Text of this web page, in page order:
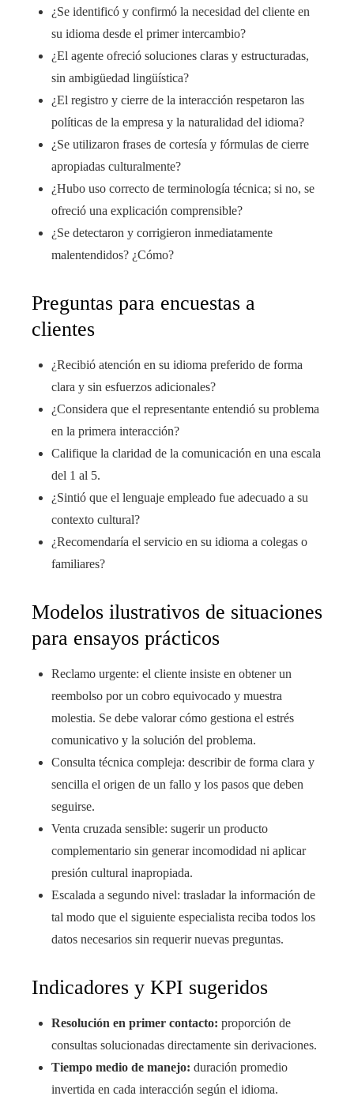
¿Se identificó y confirmó la necesidad del cliente en
su idioma desde el primer intercambio?
¿El agente ofreció soluciones claras y estructuradas,
sin ambigüedad lingüística?
¿El registro y cierre de la interacción respetaron las
políticas de la empresa y la naturalidad del idioma?
¿Se utilizaron frases de cortesía y fórmulas de cierre
apropiadas culturalmente?
¿Hubo uso correcto de terminología técnica; si no, se
ofreció una explicación comprensible?
¿Se detectaron y corrigieron inmediatamente
malentendidos? ¿Cómo?
Preguntas para encuestas a
clientes
¿Recibió atención en su idioma preferido de forma
clara y sin esfuerzos adicionales?
¿Considera que el representante entendió su problema
en la primera interacción?
Califique la claridad de la comunicación en una escala
del 1 al 5.
¿Sintió que el lenguaje empleado fue adecuado a su
contexto cultural?
¿Recomendaría el servicio en su idioma a colegas o
familiares?
Modelos ilustrativos de situaciones
para ensayos prácticos
Reclamo urgente: el cliente insiste en obtener un
reembolso por un cobro equivocado y muestra
molestia. Se debe valorar cómo gestiona el estrés
comunicativo y la solución del problema.
Consulta técnica compleja: describir de forma clara y
sencilla el origen de un fallo y los pasos que deben
seguirse.
Venta cruzada sensible: sugerir un producto
complementario sin generar incomodidad ni aplicar
presión cultural inapropiada.
Escalada a segundo nivel: trasladar la información de
tal modo que el siguiente especialista reciba todos los
datos necesarios sin requerir nuevas preguntas.
Indicadores y KPI sugeridos
Resolución en primer contacto: proporción de
consultas solucionadas directamente sin derivaciones.
Tiempo medio de manejo: duración promedio
invertida en cada interacción según el idioma.